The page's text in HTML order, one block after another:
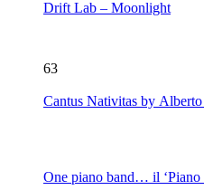
Drift Lab – Moonlight
63
Cantus
One piano band… il ‘Piano